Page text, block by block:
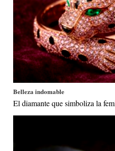
Belleza indomable
El diamante que simboliza la